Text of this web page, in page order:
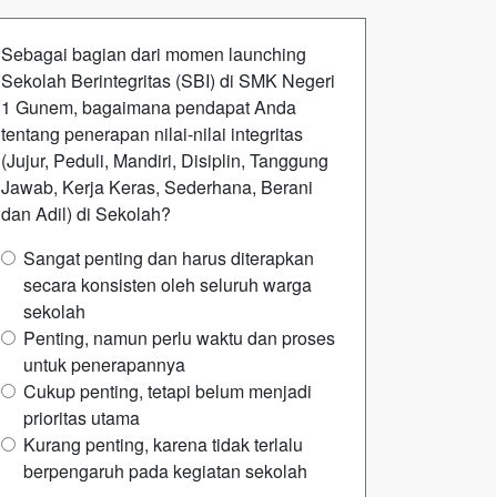
Sebagai bagian dari momen launching
Sekolah Berintegritas (SBI) di SMK Negeri
1 Gunem, bagaimana pendapat Anda
tentang penerapan nilai-nilai integritas
(Jujur, Peduli, Mandiri, Disiplin, Tanggung
Jawab, Kerja Keras, Sederhana, Berani
dan Adil) di Sekolah?
Sangat penting dan harus diterapkan
secara konsisten oleh seluruh warga
sekolah
Penting, namun perlu waktu dan proses
untuk penerapannya
Cukup penting, tetapi belum menjadi
prioritas utama
Kurang penting, karena tidak terlalu
berpengaruh pada kegiatan sekolah